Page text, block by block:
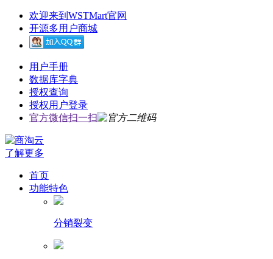
欢迎来到WSTMart官网
开源多用户商城
用户手册
数据库字典
授权查询
授权用户登录
官方微信扫一扫
了解更多
首页
功能特色
分销裂变